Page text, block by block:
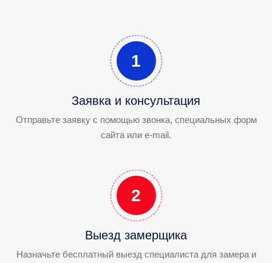
1
Заявка и консультация
Отправьте заявку с помощью звонка, специальных форм
сайта или e-mail.
2
Выезд замерщика
Назначьте бесплатный выезд специалиста для замера и